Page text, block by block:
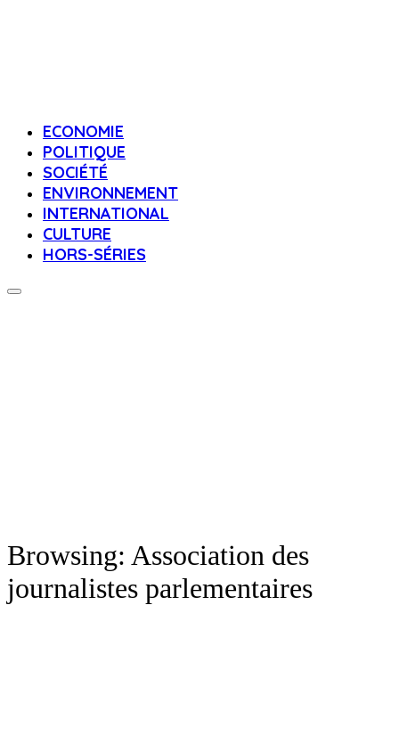
ECONOMIE
POLITIQUE
SOCIÉTÉ
ENVIRONNEMENT
INTERNATIONAL
CULTURE
HORS-SÉRIES
Browsing: Association des
journalistes parlementaires